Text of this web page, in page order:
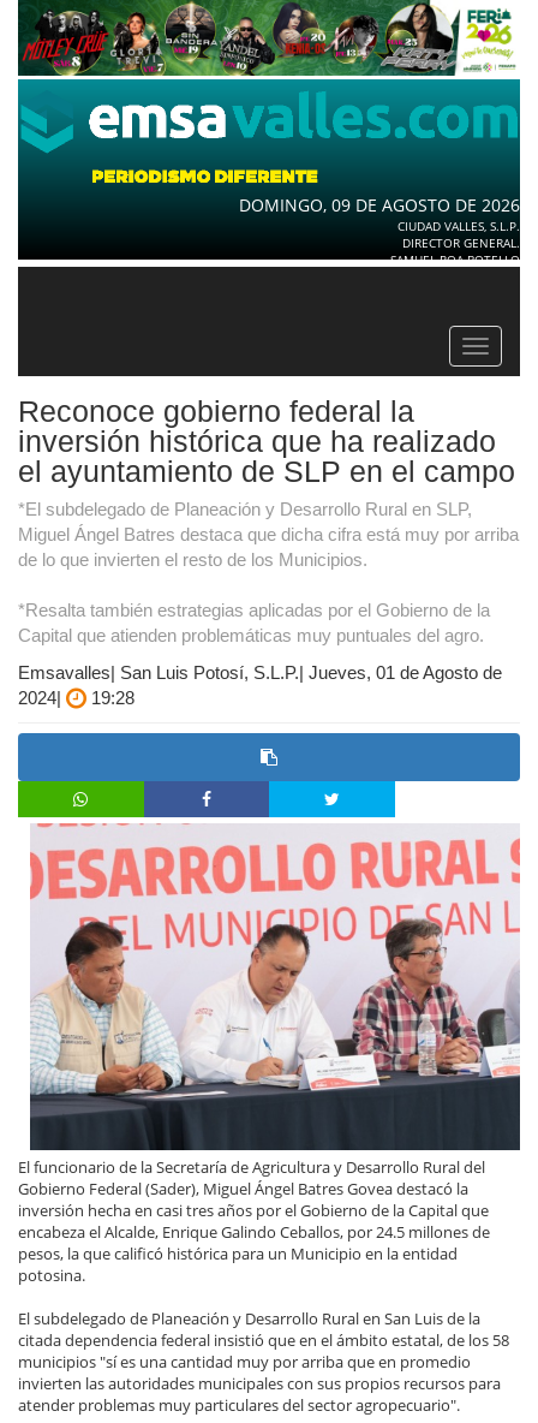
DOMINGO, 09 DE AGOSTO DE 2026
CIUDAD VALLES, S.L.P.
DIRECTOR GENERAL.
SAMUEL ROA BOTELLO
Toggle
Reconoce gobierno federal la
inversión histórica que ha realizado
el ayuntamiento de SLP en el campo
*El subdelegado de Planeación y Desarrollo Rural en SLP,
Miguel Ángel Batres destaca que dicha cifra está muy por arriba
de lo que invierten el resto de los Municipios.
*Resalta también estrategias aplicadas por el Gobierno de la
Capital que atienden problemáticas muy puntuales del agro.
Emsavalles| San Luis Potosí, S.L.P.| Jueves, 01 de Agosto de
2024|
19:28
El funcionario de la Secretaría de Agricultura y Desarrollo Rural del
Gobierno Federal (Sader), Miguel Ángel Batres Govea destacó la
inversión hecha en casi tres años por el Gobierno de la Capital que
encabeza el Alcalde, Enrique Galindo Ceballos, por 24.5 millones de
pesos, la que calificó histórica para un Municipio en la entidad
potosina.
El subdelegado de Planeación y Desarrollo Rural en San Luis de la
citada dependencia federal insistió que en el ámbito estatal, de los 58
municipios "sí es una cantidad muy por arriba que en promedio
invierten las autoridades municipales con sus propios recursos para
atender problemas muy particulares del sector agropecuario".